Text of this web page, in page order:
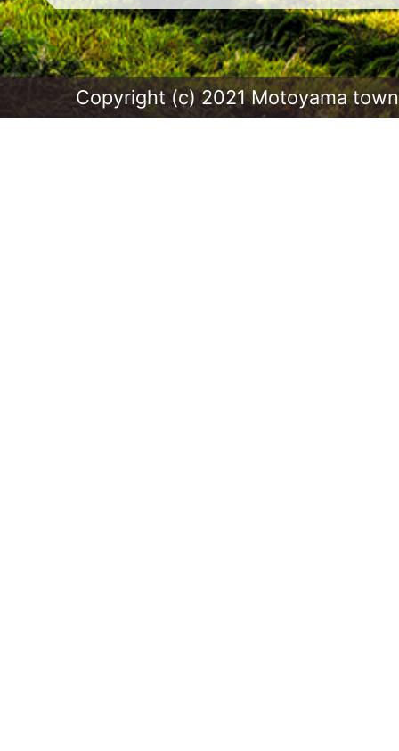
Copyright (c) 2021 Motoyama